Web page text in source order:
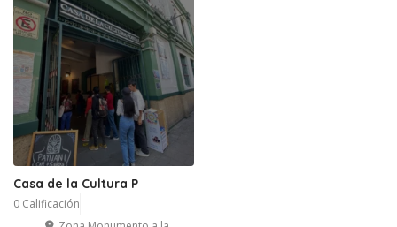
Casa de la Cultura P
0 Calificación